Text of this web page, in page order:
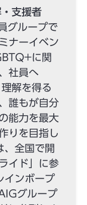
支援者
グループで
ナーイベン
に関
社員へ
解を得る
誰もが自分
能力を最大
りを目指し
全国で開
イド」に参
インボープ
グループ